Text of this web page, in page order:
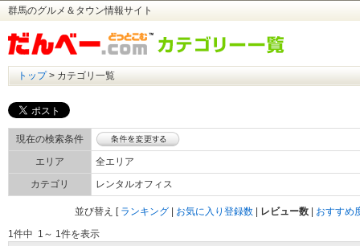
群馬のグルメ＆タウン情報サイト
トップ> カテゴリ一覧
現在の検索条件
エリア
全エリア
カテゴリ
レンタルオフィス
おすすめ
レビュー数
お気に入り登録数
ランキング
[
並び替え
1件中 1～ 1件を表示